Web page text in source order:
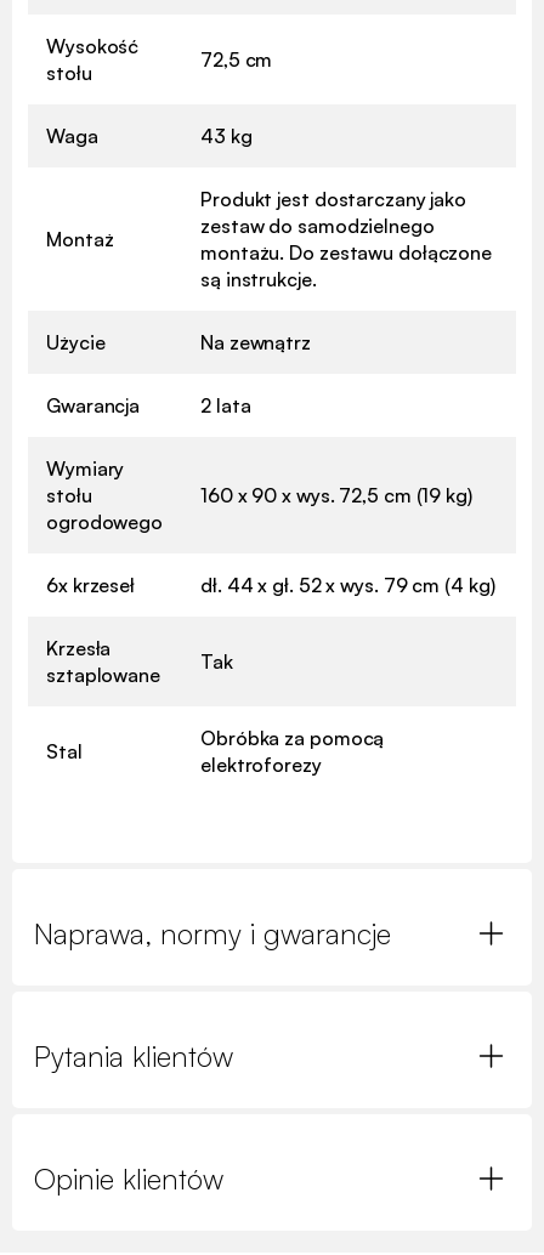
Wysokość
stołu
72,5 cm
Waga 43 kg
Montaż
Produkt jest dostarczany jako
zestaw do samodzielnego
montażu. Do zestawu dołączone
są instrukcje.
Użycie Na zewnątrz
Gwarancja 2 lata
Wymiary
stołu
ogrodowego
160 x 90 x wys. 72,5 cm (19 kg)
6x krzeseł dł. 44 x gł. 52 x wys. 79 cm (4 kg)
Krzesła
sztaplowane
Tak
Stal
Obróbka za pomocą
elektroforezy
Naprawa, normy i gwarancje
Pytania klientów
Opinie klientów